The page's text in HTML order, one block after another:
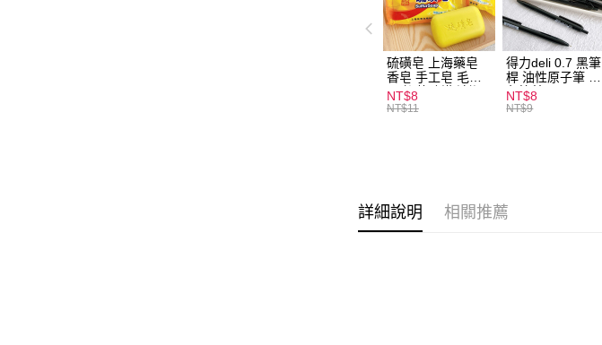
硫磺皂 上海藥皂
香皂 手工皂 毛囊
炎 抑菌除蟎 清潔
護膚 去油去痘 寵
NT$8
NT$11
得力deli 0.7 黑筆
桿 油性原子筆 黑
色筆芯 S304
NT$8
NT$9
詳細說明 相關推薦